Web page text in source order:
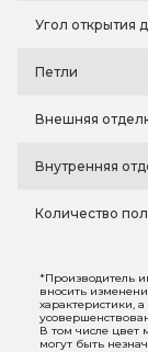
Угол открытия
Петли
Внешняя
Внутренняя
Количество
*Производитель
вносить
характеристики,
В том числе цвет
могут быть